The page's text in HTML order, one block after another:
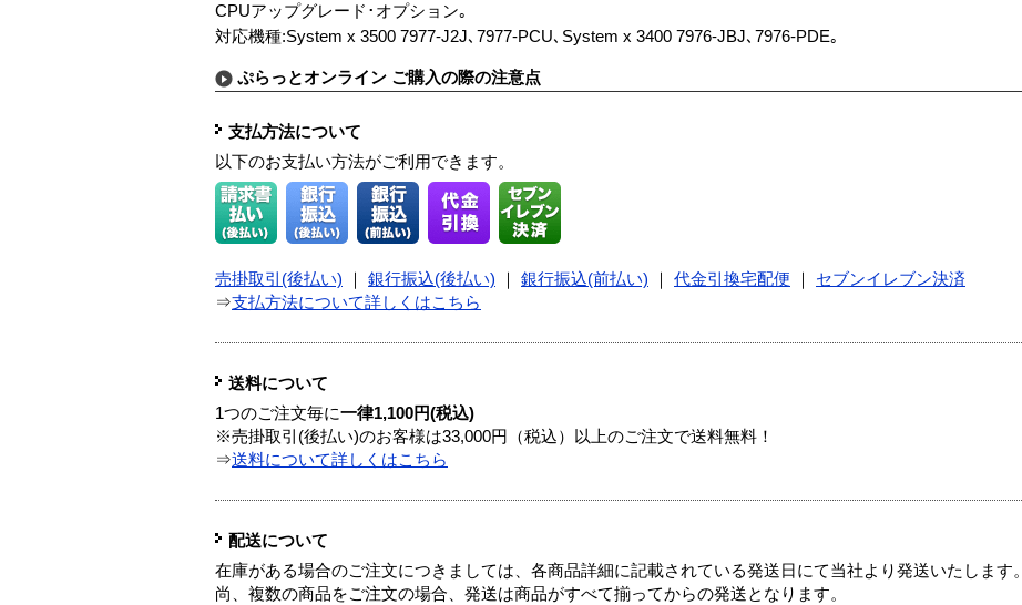
CPUアップグレード･オプション｡
対応機種:System x 3500 7977-J2J､7977-PCU､System x 3400 7976-JBJ､7976-PDE｡
ぷらっとオンライン ご購入の際の注意点
支払方法について
以下のお支払い方法がご利用できます。
売掛取引(後払い) 銀行振込(後払い) 銀行振込(前払い) 代金引換宅配便
セブンイレブン決済
⇒支払方法について詳しくはこちら
送料について
1つのご注文毎に一律1,100円(税込)
※売掛取引(後払い)のお客様は33,000円（税込）以上のご注文で送料無料！
⇒送料について詳しくはこちら
配送について
在庫がある場合のご注文につきましては、各商品詳細に記載されている発送日にて当社より発送いたします。
尚、複数の商品をご注文の場合、発送は商品がすべて揃ってからの発送となります。